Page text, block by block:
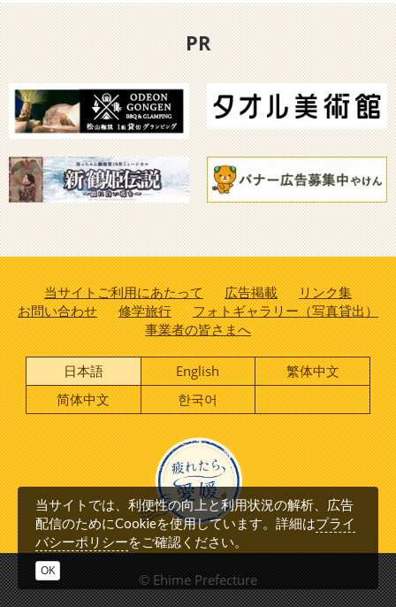
PR
当サイトご利用にあたって 広告掲載
リンク集
お問い合わせ
修学旅行
フォトギャラリー（写真貸出）
事業者の皆さまへ
日本語 English
繁体中文
简体中文
한국어
© Ehime Prefecture
当サイトでは、利便性の向上と利用状況の解析、広告
配信のためにCookieを使用しています。詳細はプライ
バシーポリシーをご確認ください。
OK